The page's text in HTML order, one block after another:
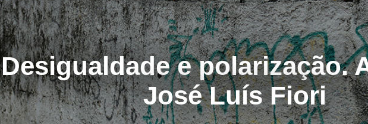
Desigualdade e polarização.
José Luís Fiori